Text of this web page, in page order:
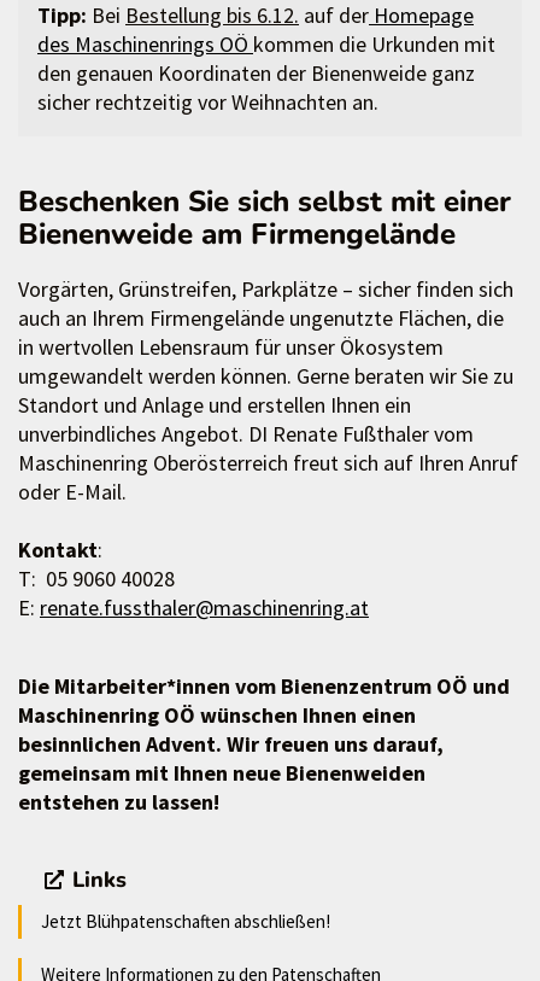
Tipp: Bei Bestellung bis 6.12. auf der Homepage
des Maschinenrings OÖ kommen die Urkunden mit
den genauen Koordinaten der Bienenweide ganz
sicher rechtzeitig vor Weihnachten an.
Beschenken Sie sich selbst mit einer
Bienenweide am Firmengelände
Vorgärten, Grünstreifen, Parkplätze – sicher finden sich
auch an Ihrem Firmengelände ungenutzte Flächen, die
in wertvollen Lebensraum für unser Ökosystem
umgewandelt werden können. Gerne beraten wir Sie zu
Standort und Anlage und erstellen Ihnen ein
unverbindliches Angebot. DI Renate Fußthaler vom
Maschinenring Oberösterreich freut sich auf Ihren Anruf
oder E-Mail.
Kontakt:
T: 05 9060 40028
E: renate.fussthaler@maschinenring.at
Die Mitarbeiter*innen vom Bienenzentrum OÖ und
Maschinenring OÖ wünschen Ihnen einen
besinnlichen Advent. Wir freuen uns darauf,
gemeinsam mit Ihnen neue Bienenweiden
entstehen zu lassen!
Links
Jetzt Blühpatenschaften abschließen!
Weitere Informationen zu den Patenschaften